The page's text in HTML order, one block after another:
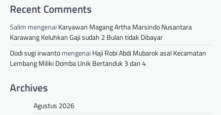
Recent Comments
Salim mengenai Karyawan Magang Artha Marsindo Nusantara
Karawang Keluhkan Gaji sudah 2 Bulan tidak Dibayar
Dodi sugi irwantomengenai Haji Robi Abdi Mubarok asal Kecamatan
Lembang Miliki Domba Unik Bertanduk 3 dan 4
Archives
Agustus 2026